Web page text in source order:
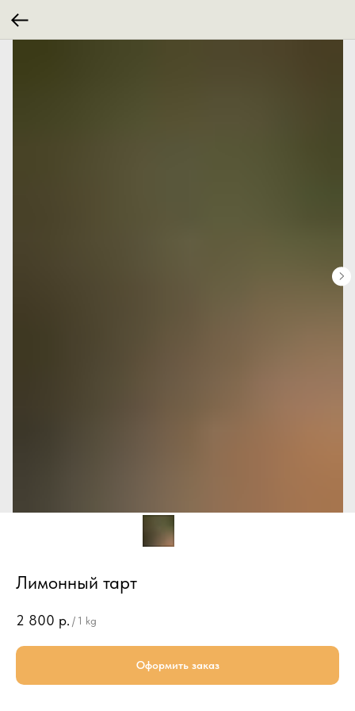
Лимонный тарт
2 800 р. / 1 kg
Оформить заказ